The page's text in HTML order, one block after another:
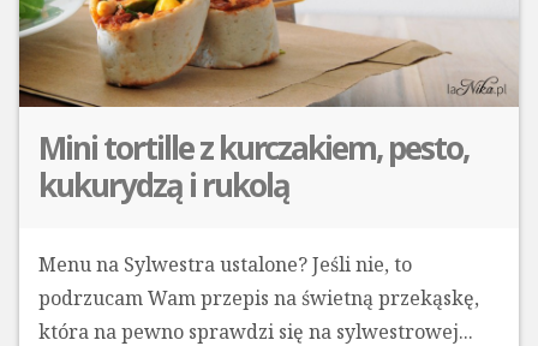
Mini tortille z kurczakiem, pesto,
kukurydzą i rukolą
Menu na Sylwestra ustalone? Jeśli nie, to
podrzucam Wam przepis na świetną przekąskę,
która na pewno sprawdzi się na sylwestrowej...